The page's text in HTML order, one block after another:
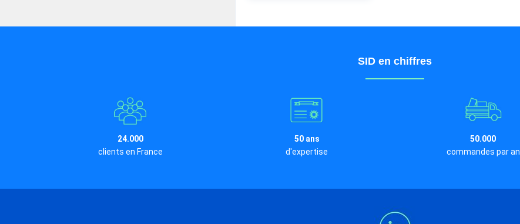
SID en chiffres
24.000
clients en France
50 ans
d'expertise
50.000
commandes par an